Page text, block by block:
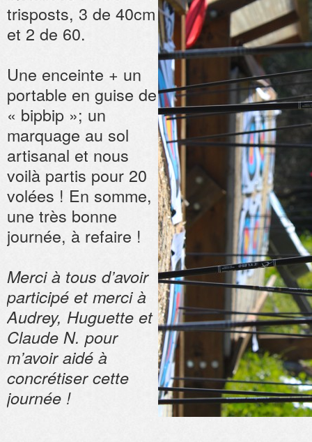
trisposts, 3 de 40cm
et 2 de 60.
Une enceinte + un
portable en guise de
« bipbip »; un
marquage au sol
artisanal et nous
voilà partis pour 20
volées ! En somme,
une très bonne
journée, à refaire !
Merci à tous d’avoir
participé et merci à
Audrey, Huguette et
Claude N. pour
m’avoir aidé à
concrétiser cette
journée !